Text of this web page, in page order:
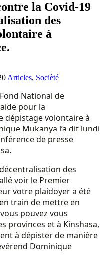
la Covid-19
des
à
Articles, Socièté
National de
pour la
dépistage volontaire à
Mukanya l’a dit lundi
de presse
des
voir le Premier
votre plaidoyer a été
train de mettre en
pouvez vous
provinces et à Kinshasa,
à dépister de manière
Dominique